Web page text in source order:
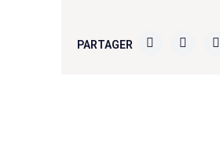
PARTAGER